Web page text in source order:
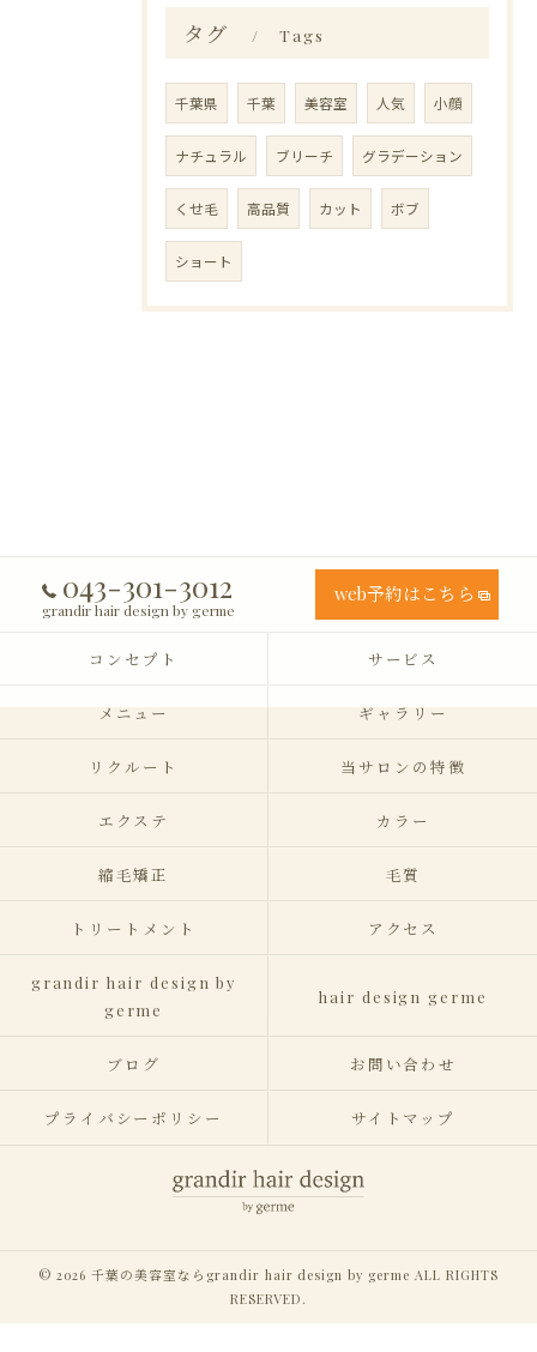
タグ Tags
千葉県 千葉 美容室 人気 小顔
ナチュラル ブリーチ グラデーション
くせ毛 高品質 カット ボブ
ショート
043-301-3012
grandir hair design by germe
web予約はこちら
コンセプト サービス
メニュー ギャラリー
リクルート 当サロンの特徴
エクステ カラー
縮毛矯正 毛質
トリートメント アクセス
grandir hair design by
germe
hair design germe
ブログ お問い合わせ
プライバシーポリシー サイトマップ
© 2026 千葉の美容室ならgrandir hair design by germe ALL RIGHTS
RESERVED.